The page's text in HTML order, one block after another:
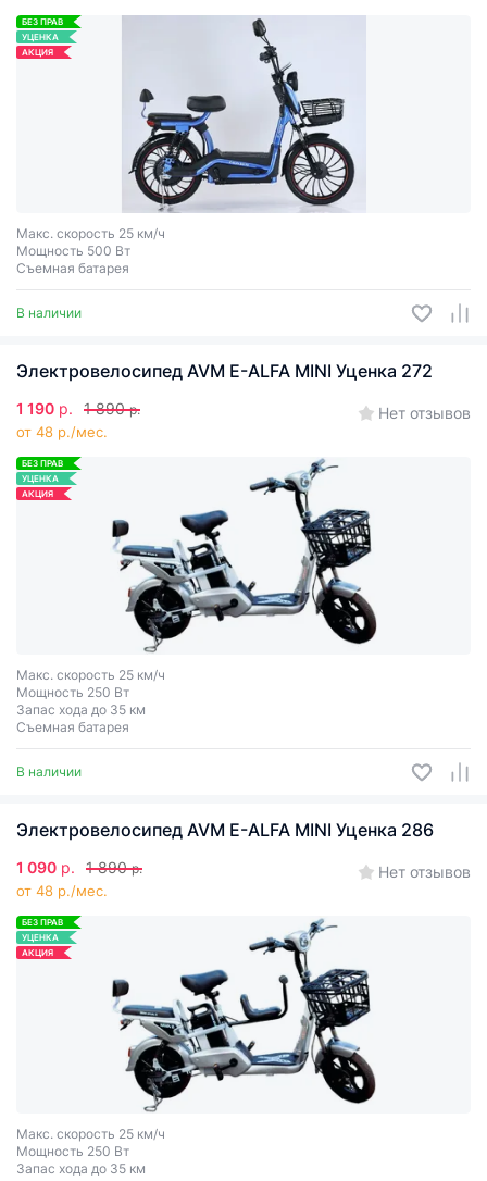
БЕЗ ПРАВ
УЦЕНКА
АКЦИЯ
Макс. скорость 25 км/ч
Мощность 500 Вт
Съемная батарея
В наличии
Электровелосипед AVM E-ALFA MINI Уценка 272
1 190 р. 1 890 р.
от 48 р./мес.
Нет отзывов
БЕЗ ПРАВ
УЦЕНКА
АКЦИЯ
Макс. скорость 25 км/ч
Мощность 250 Вт
Запас хода до 35 км
Съемная батарея
В наличии
Электровелосипед AVM E-ALFA MINI Уценка 286
1 090 р. 1 890 р.
от 48 р./мес.
Нет отзывов
БЕЗ ПРАВ
УЦЕНКА
АКЦИЯ
Макс. скорость 25 км/ч
Мощность 250 Вт
Запас хода до 35 км